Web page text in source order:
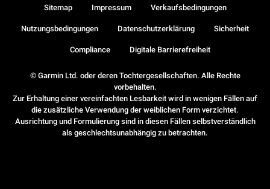
© Garmin Ltd. oder deren Tochtergesellschaften. Alle Rechte
vorbehalten.
Zur Erhaltung einer vereinfachten Lesbarkeit wird in wenigen Fällen auf
die zusätzliche Verwendung der weiblichen Form verzichtet.
Ausrichtung und Formulierung sind in diesen Fällen selbstverständlich
als geschlechtsunabhängig zu betrachten.
Sitemap Impressum Verkaufsbedingungen
Nutzungsbedingungen Datenschutzerklärung Sicherheit
Compliance Digitale Barrierefreiheit